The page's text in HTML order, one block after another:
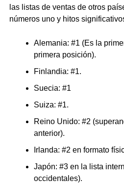
las listas de ventas de otros
números uno y hitos
Alemania: #1 (Es la
primera posición).
Finlandia: #1.
Suecia: #1
Suiza: #1.
Reino Unido: #2
anterior).
Irlanda: #2 en formato
Japón: #3 en la lista
occidentales).